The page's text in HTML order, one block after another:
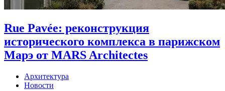
Rue Pavée: реконструкция
исторического комплекса в парижском
Марэ от MARS Architectes
Архитектура
Новости